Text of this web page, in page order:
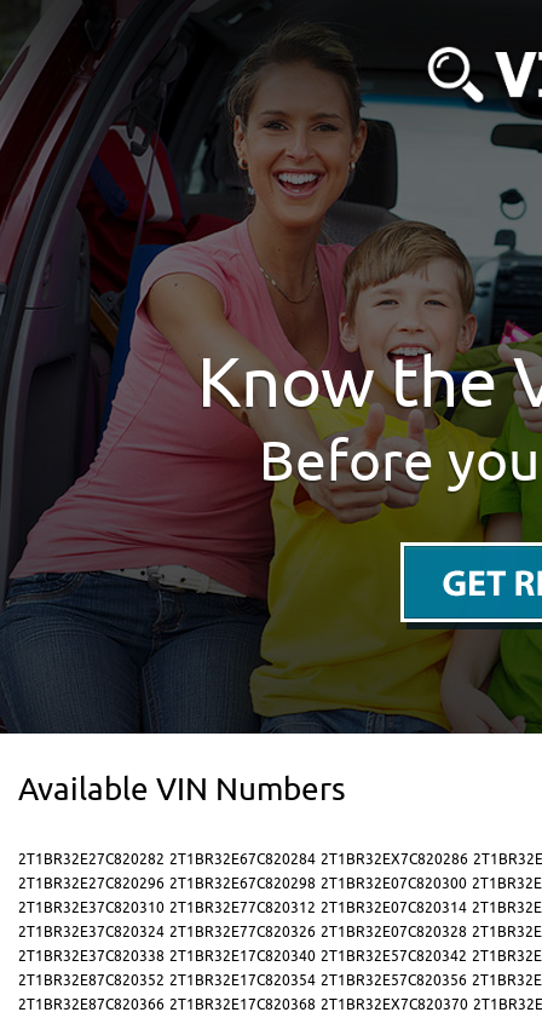
Know the
Before
Available VIN Numbers
2T1BR32E27C820282 2T1BR32E67C820284 2T1BR32EX7C820286
2T1BR32E27C820296 2T1BR32E67C820298 2T1BR32E07C820300
2T1BR32E37C820310 2T1BR32E77C820312 2T1BR32E07C820314
2T1BR32E37C820324 2T1BR32E77C820326 2T1BR32E07C820328
2T1BR32E37C820338 2T1BR32E17C820340 2T1BR32E57C820342
2T1BR32E87C820352 2T1BR32E17C820354 2T1BR32E57C820356
2T1BR32E87C820366 2T1BR32E17C820368 2T1BR32EX7C820370